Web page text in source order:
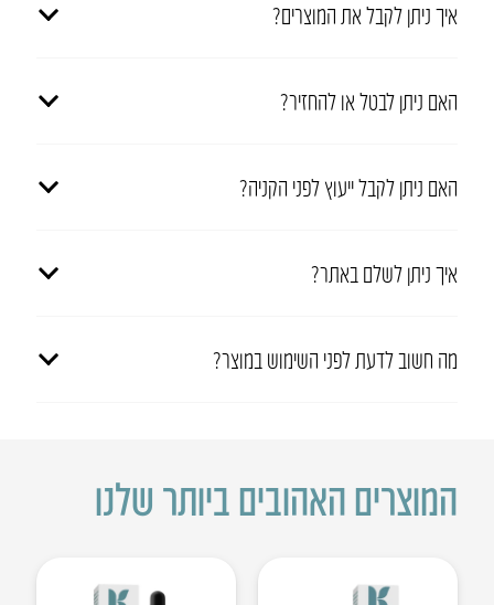
איך ניתן לקבל את המוצרים?
האם ניתן לבטל או להחזיר?
האם ניתן לקבל ייעוץ לפני הקניה?
איך ניתן לשלם באתר?
מה חשוב לדעת לפני השימוש במוצר?
המוצרים האהובים ביותר שלנו